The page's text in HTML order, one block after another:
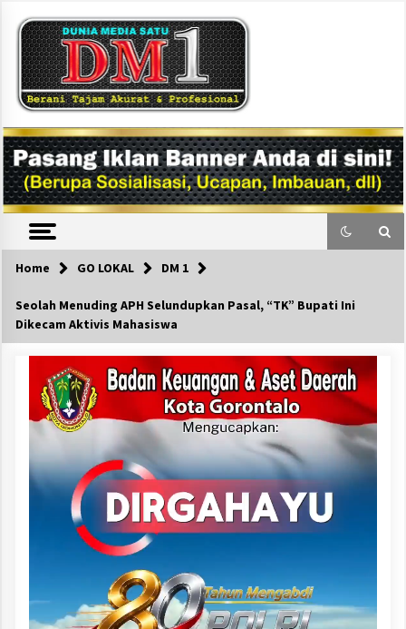
content
DM1
Home GO LOKAL DM 1
Seolah Menuding APH Selundupkan Pasal, “TK” Bupati Ini
Dikecam Aktivis Mahasiswa